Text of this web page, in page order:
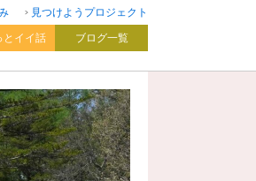
見つけようプロジェクト
とイイ話 ブログ一覧